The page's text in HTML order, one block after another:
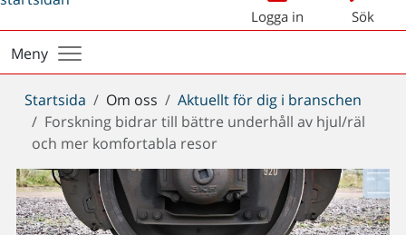
Logga in Sök
Meny
Du
är
här:
Startsida Om oss
Aktuellt för dig i branschen
Forskning bidrar till bättre underhåll av hjul/räl
och mer komfortabla resor